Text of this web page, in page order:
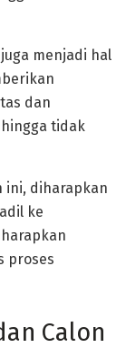
menjadi hal
dan
tidak
ini, diharapkan
ke
proses
Calon